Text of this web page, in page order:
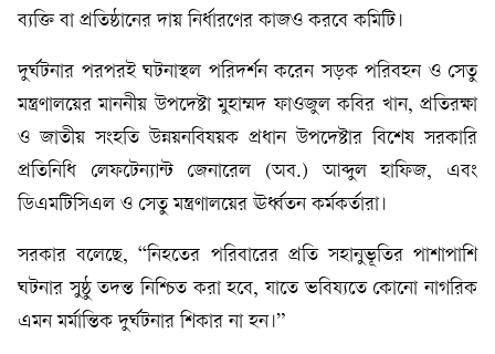
ব্যক্তি বা প্রতিষ্ঠানের দায় নির্ধারণের কাজও করবে কমিটি।
দুর্ঘটনার পরপরই ঘটনাস্থল পরিদর্শন করেন সড়ক পরিবহন ও সেতু
মন্ত্রণালয়ের মাননীয় উপদেষ্টা মুহাম্মদ ফাওজুল কবির খান, প্রতিরক্ষা
ও জাতীয় সংহতি উন্নয়নবিষয়ক প্রধান উপদেষ্টার বিশেষ সরকারি
প্রতিনিধি লেফটেন্যান্ট জেনারেল (অব.) আব্দুল হাফিজ, এবং
ডিএমটিসিএল ও সেতু মন্ত্রণালয়ের ঊর্ধ্বতন কর্মকর্তারা।
সরকার বলেছে, “নিহতের পরিবারের প্রতি সহানুভূতির পাশাপাশি
ঘটনার সুষ্ঠু তদন্ত নিশ্চিত করা হবে, যাতে ভবিষ্যতে কোনো নাগরিক
এমন মর্মান্তিক দুর্ঘটনার শিকার না হন।”